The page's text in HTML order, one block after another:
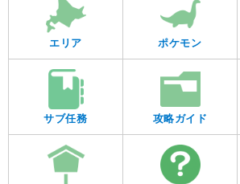
エリア ポケモン
サブ任務 攻略ガイド